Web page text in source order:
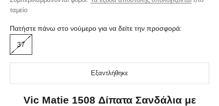
ταμείο
Πατήστε πάνω στο νούμερο για να δείτε την προσφορά:
37
Εξαντλήθηκε
Vic Matie 1508 Δίπατα Σανδάλια με